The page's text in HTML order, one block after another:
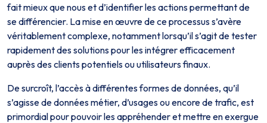
fait mieux que nous et d’identifier les actions permettant de
se différencier. La mise en œuvre de ce processus s’avère
véritablement complexe, notamment lorsqu’il s’agit de tester
rapidement des solutions pour les intégrer efficacement
auprès des clients potentiels ou utilisateurs finaux.
De surcroît, l’accès à différentes formes de données, qu’il
s’agisse de données métier, d’usages ou encore de trafic, est
primordial pour pouvoir les appréhender et mettre en exergue